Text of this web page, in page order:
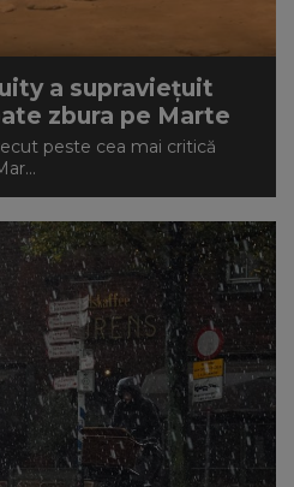
a supraviețuit
zbura pe Marte
peste cea mai critică